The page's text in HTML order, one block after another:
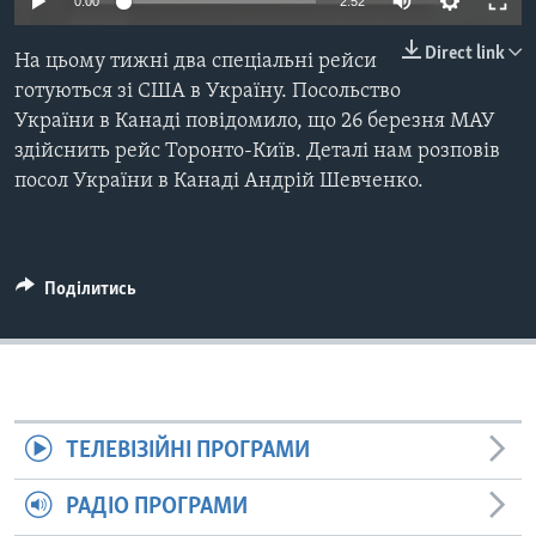
СУСПІЛЬСТВО
ЕКОНОМІКА
ІСТОРІЇ УСПІХУ УКРАЇНЦІВ
ЧАС-TIME
БРИФІНГ ГОЛОСУ АМЕРИКИ
СТУДІЯ ВАШИНГТОН
ENGLISH
Learning English
Direct link
На цьому тижні два спеціальні рейси
готуються зі США в Україну. Посольство
України в Канаді повідомило, що 26 березня МАУ
здійснить рейс Торонто-Київ. Деталі нам розповів
посол України в Канаді Андрій Шевченко.
Поділитись
ТЕЛЕВІЗІЙНІ ПРОГРАМИ
РАДІО ПРОГРАМИ